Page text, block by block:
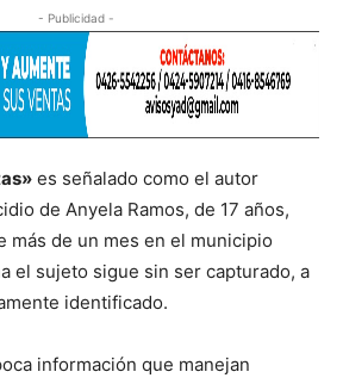
- Publicidad -
es señalado como el autor
de Anyela Ramos, de 17 años,
más de un mes en el municipio
el sujeto sigue sin ser capturado, a
identificado.
información que manejan